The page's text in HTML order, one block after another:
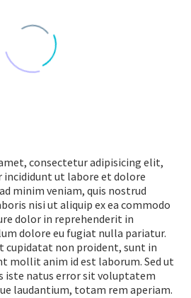
consectetur adipisicing elit,
incididunt ut labore et dolore
minim veniam, quis nostrud
nisi ut aliquip ex ea commodo
dolor in reprehenderit in
dolore eu fugiat nulla pariatur.
cupidatat non proident, sunt in
mollit anim id est laborum. Sed ut
iste natus error sit voluptatem
laudantium, totam rem aperiam.